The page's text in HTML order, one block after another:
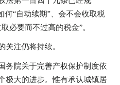
何“自动续期”、会不会收取税
必要而不过高的税金”。
注仍将持续。
院关于完善产权保护制度依
极大的进步。惟有承认城镇居